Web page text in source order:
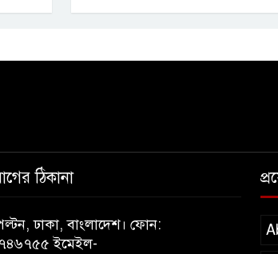
ঠিকানা
ঢাকা, বাংলাদেশ। ফোন:
ইমেইল-